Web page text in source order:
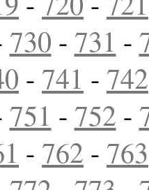
730 - 731 -
- 741 - 742
751 - 752 -
- 762 - 763